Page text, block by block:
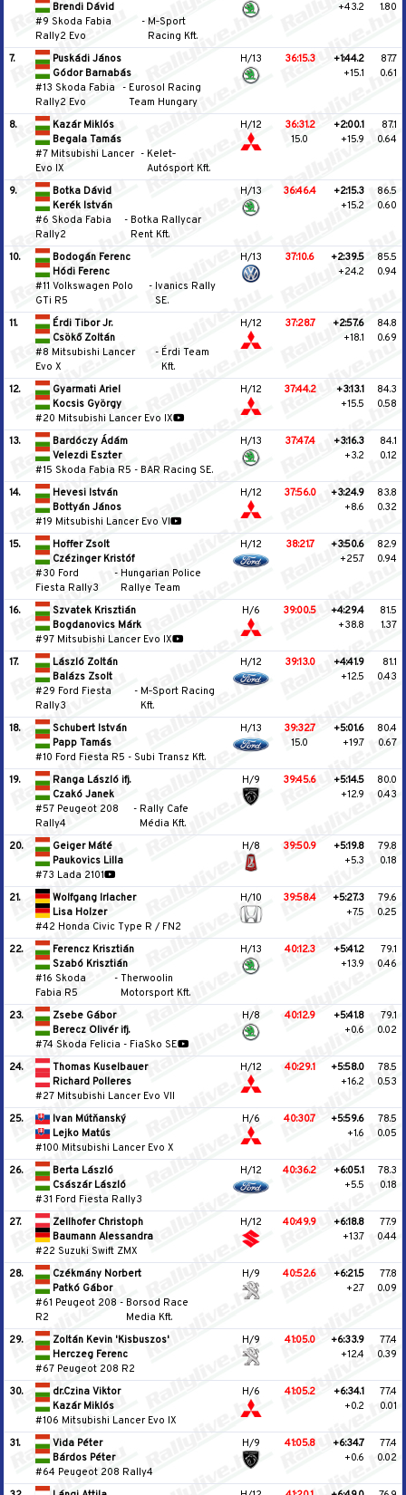
Brendi Dávid
#9 Skoda Fabia
Rally2 Evo
- M‐Sport
Racing Kft.
+43.2
1.80
7.
Puskádi János
Gódor Barnabás
#13 Skoda Fabia
Rally2 Evo
- Eurosol Racing
Team Hungary
H/13 36:15.3
+1:44.2
+15.1
87.7
0.61
8.
Kazár Miklós
Begala Tamás
#7 Mitsubishi Lancer
Evo IX
- Kelet‐
Autósport Kft.
H/12
36:31.2
15.0
+2:00.1
+15.9
87.1
0.64
9.
Botka Dávid
Kerék István
#6 Skoda Fabia
Rally2
- Botka Rallycar
Rent Kft.
H/13 36:46.4
+2:15.3
+15.2
86.5
0.60
10.
Bodogán Ferenc
Hódi Ferenc
#11 Volkswagen Polo
GTi R5
- Ivanics Rally
SE.
H/13 37:10.6
+2:39.5
+24.2
85.5
0.94
11.
Érdi Tibor Jr.
Csökő Zoltán
#8 Mitsubishi Lancer
Evo X
- Érdi Team
Kft.
H/12 37:28.7
+2:57.6
+18.1
84.8
0.69
12.
Gyarmati Ariel
Kocsis György
#20 Mitsubishi Lancer Evo IX
H/12 37:44.2
+3:13.1
+15.5
84.3
0.58
13.
Bardóczy Ádám
Velezdi Eszter
#15 Skoda Fabia R5 - BAR Racing SE.
H/13 37:47.4
+3:16.3
+3.2
84.1
0.12
14.
Hevesi István
Bottyán János
#19 Mitsubishi Lancer Evo VI
H/12 37:56.0
+3:24.9
+8.6
83.8
0.32
15.
Hoffer Zsolt
Czézinger Kristóf
#30 Ford
Fiesta Rally3
- Hungarian Police
Rallye Team
H/12 38:21.7
+3:50.6
+25.7
82.9
0.94
16.
Szvatek Krisztián
Bogdanovics Márk
#97 Mitsubishi Lancer Evo IX
H/6 39:00.5
+4:29.4
+38.8
81.5
1.37
17.
László Zoltán
Balázs Zsolt
#29 Ford Fiesta
Rally3
- M‐Sport Racing
Kft.
H/12 39:13.0
+4:41.9
+12.5
81.1
0.43
18.
Schubert István
Papp Tamás
#10 Ford Fiesta R5 - Subi Transz Kft.
H/13
39:32.7
15.0
+5:01.6
+19.7
80.4
0.67
19.
Ranga László ifj.
Czakó Janek
#57 Peugeot 208
Rally4
- Rally Cafe
Média Kft.
H/9 39:45.6
+5:14.5
+12.9
80.0
0.43
20.
Geiger Máté
Paukovics Lilla
#73 Lada 2101
H/8 39:50.9
+5:19.8
+5.3
79.8
0.18
21.
Wolfgang Irlacher
Lisa Holzer
#42 Honda Civic Type R / FN2
H/10 39:58.4
+5:27.3
+7.5
79.6
0.25
22.
Ferencz Krisztián
Szabó Krisztián
#16 Skoda
Fabia R5
- Therwoolin
Motorsport Kft.
H/13 40:12.3
+5:41.2
+13.9
79.1
0.46
23.
Zsebe Gábor
Berecz Olivér ifj.
#74 Skoda Felicia - FiaSko SE
H/8 40:12.9
+5:41.8
+0.6
79.1
0.02
24.
Thomas Kuselbauer
Richard Polleres
#27 Mitsubishi Lancer Evo VII
H/12 40:29.1
+5:58.0
+16.2
78.5
0.53
25.
Ivan Mútňanský
Lejko Matús
#100 Mitsubishi Lancer Evo X
H/6 40:30.7
+5:59.6
+1.6
78.5
0.05
26.
Berta László
Császár László
#31 Ford Fiesta Rally3
H/12 40:36.2
+6:05.1
+5.5
78.3
0.18
27.
Zellhofer Christoph
Baumann Alessandra
#22 Suzuki Swift ZMX
H/12 40:49.9
+6:18.8
+13.7
77.9
0.44
28.
Czékmány Norbert
Patkó Gábor
#61 Peugeot 208
R2
- Borsod Race
Media Kft.
H/9 40:52.6
+6:21.5
+2.7
77.8
0.09
29.
Zoltán Kevin 'Kisbuszos'
Herczeg Ferenc
#67 Peugeot 208 R2
H/9 41:05.0
+6:33.9
+12.4
77.4
0.39
30.
dr.Czina Viktor
Kazár Miklós
#106 Mitsubishi Lancer Evo IX
H/6 41:05.2
+6:34.1
+0.2
77.4
0.01
31.
Vida Péter
Bárdos Péter
#64 Peugeot 208 Rally4
H/9 41:05.8
+6:34.7
+0.6
77.4
0.02